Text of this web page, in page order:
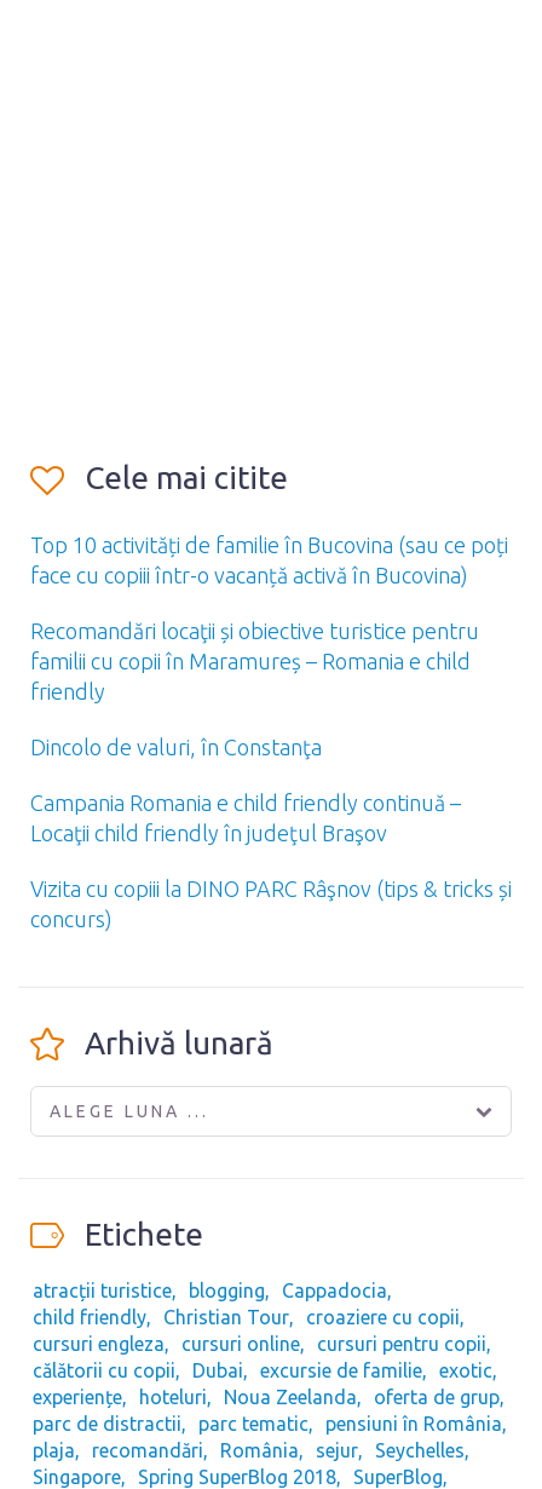
Cele mai citite
Top 10 activități de familie în Bucovina (sau ce poți
face cu copiii într-o vacanță activă în Bucovina)
Recomandări locaţii și obiective turistice pentru
familii cu copii în Maramureș – Romania e child
friendly
Dincolo de valuri, în Constanţa
Campania Romania e child friendly continuă –
Locaţii child friendly în judeţul Braşov
Vizita cu copiii la DINO PARC Râşnov (tips & tricks și
concurs)
Arhivă lunară
ALEGE LUNA ...
Etichete
atracții turistice blogging
Cappadocia
child friendly
Christian Tour
croaziere cu copii
cursuri engleza
cursuri online
cursuri pentru copii
călătorii cu copii
Dubai excursie de familie
exotic
experiențe
hoteluri Noua Zeelanda
oferta de grup
parc de distractii
parc tematic
pensiuni în România
plaja
recomandări România sejur
Seychelles
Singapore
Spring SuperBlog 2018
SuperBlog